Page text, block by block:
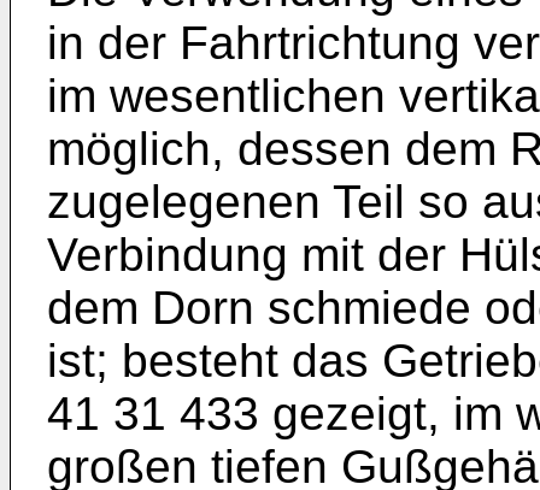
in der Fahrtrichtung
im wesentlichen
möglich, dessen dem
zugelegenen Teil so
Verbindung mit der
dem Dorn schmiede
ist; besteht das
41 31 433 gezeigt, im
großen tiefen